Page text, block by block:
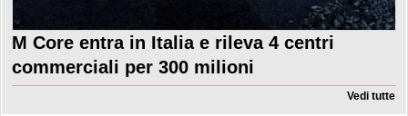
M Core entra in Italia e rileva 4 centri
commerciali per 300 milioni
Vedi tutte